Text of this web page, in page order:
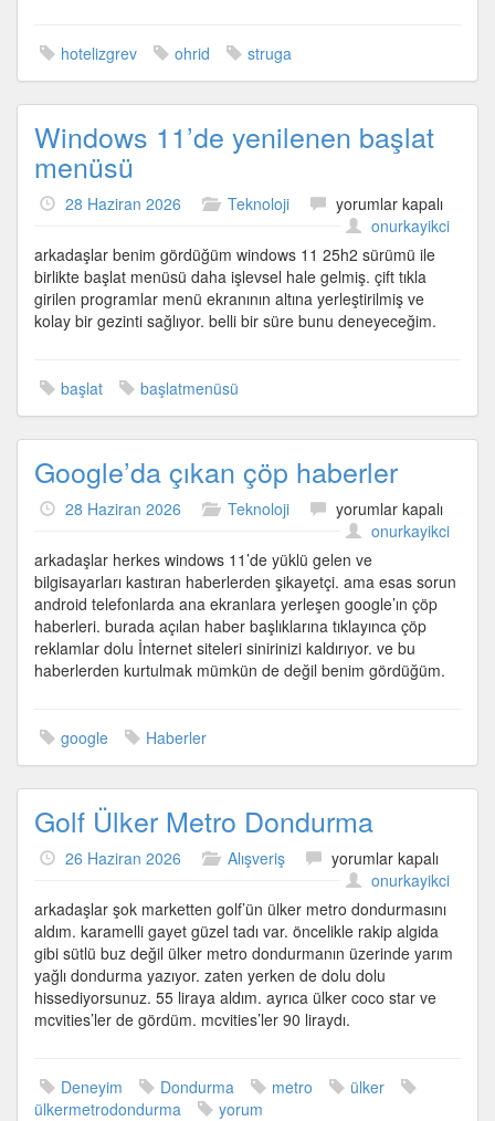
hotelizgrev ohrid struga
Windows 11’de yenilenen başlat
menüsü
28 Haziran 2026 Teknoloji
Windows
11’de
yenilenen
başlat
menüsü
için
yorumlar kapalı
onurkayikci
arkadaşlar benim gördüğüm windows 11 25h2 sürümü ile
birlikte başlat menüsü daha işlevsel hale gelmiş. çift tıkla
girilen programlar menü ekranının altına yerleştirilmiş ve
kolay bir gezinti sağlıyor. belli bir süre bunu deneyeceğim.
başlat başlatmenüsü
Google’da çıkan çöp haberler
28 Haziran 2026 Teknoloji
Google’da
çıkan
çöp
haberler
için
yorumlar kapalı
onurkayikci
arkadaşlar herkes windows 11’de yüklü gelen ve
bilgisayarları kastıran haberlerden şikayetçi. ama esas sorun
android telefonlarda ana ekranlara yerleşen google’ın çöp
haberleri. burada açılan haber başlıklarına tıklayınca çöp
reklamlar dolu İnternet siteleri sinirinizi kaldırıyor. ve bu
haberlerden kurtulmak mümkün de değil benim gördüğüm.
google Haberler
Golf Ülker Metro Dondurma
26 Haziran 2026 Alışveriş
Golf
Ülker
Metro
Dondurma
için
yorumlar kapalı
onurkayikci
arkadaşlar şok marketten golf’ün ülker metro dondurmasını
aldım. karamelli gayet güzel tadı var. öncelikle rakip algida
gibi sütlü buz değil ülker metro dondurmanın üzerinde yarım
yağlı dondurma yazıyor. zaten yerken de dolu dolu
hissediyorsunuz. 55 liraya aldım. ayrıca ülker coco star ve
mcvities’ler de gördüm. mcvities’ler 90 liraydı.
Deneyim Dondurma metro
ülker
ülkermetrodondurma
yorum